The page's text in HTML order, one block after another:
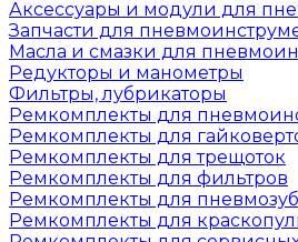
Аксессуары и модули для
Запчасти для
Масла и смазки для
Редукторы и манометры
Фильтры, лубрикаторы
Ремкомплекты для
Ремкомплекты для
Ремкомплекты для трещоток
Ремкомплекты для фильтров
Ремкомплекты для
Ремкомплекты для